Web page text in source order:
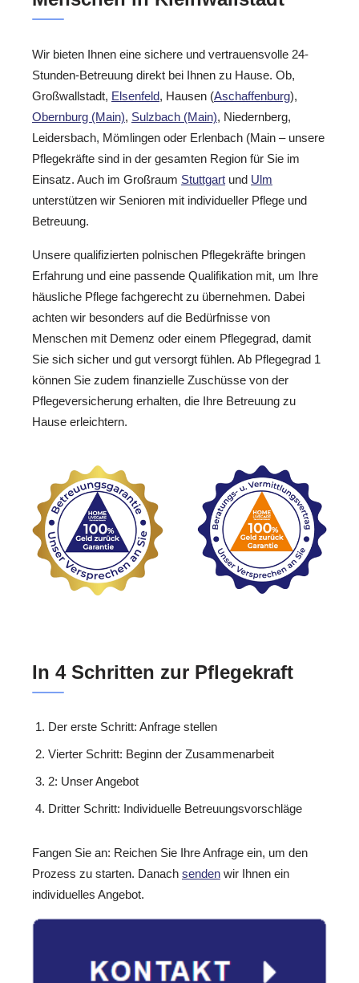
Wir bieten Ihnen eine sichere und vertrauensvolle 24-
Stunden-Betreuung direkt bei Ihnen zu Hause. Ob,
Großwallstadt, Elsenfeld, Hausen (Aschaffenburg),
Obernburg (Main), Sulzbach (Main), Niedernberg,
Leidersbach, Mömlingen oder Erlenbach (Main – unsere
Pflegekräfte sind in der gesamten Region für Sie im
Einsatz. Auch im Großraum Stuttgart und Ulm
unterstützen wir Senioren mit individueller Pflege und
Betreuung.
Unsere qualifizierten polnischen Pflegekräfte bringen
Erfahrung und eine passende Qualifikation mit, um Ihre
häusliche Pflege fachgerecht zu übernehmen. Dabei
achten wir besonders auf die Bedürfnisse von
Menschen mit Demenz oder einem Pflegegrad, damit
Sie sich sicher und gut versorgt fühlen. Ab Pflegegrad 1
können Sie zudem finanzielle Zuschüsse von der
Pflegeversicherung erhalten, die Ihre Betreuung zu
Hause erleichtern.
In 4 Schritten zur Pflegekraft
Der erste Schritt: Anfrage stellen
Vierter Schritt: Beginn der Zusammenarbeit
2: Unser Angebot
Dritter Schritt: Individuelle Betreuungsvorschläge
Fangen Sie an: Reichen Sie Ihre Anfrage ein, um den
Prozess zu starten. Danach senden wir Ihnen ein
individuelles Angebot.